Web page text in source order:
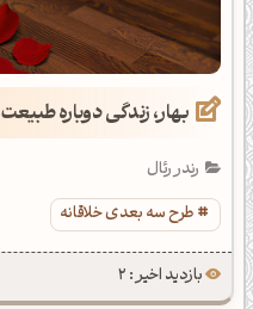
بهار، زندگی دوباره طبیعت
رندر رئال
طرح سه بعدی خلاقانه
بازدید اخیر : 2